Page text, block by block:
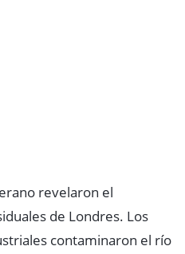
revelaron el
de Londres. Los
contaminaron el río